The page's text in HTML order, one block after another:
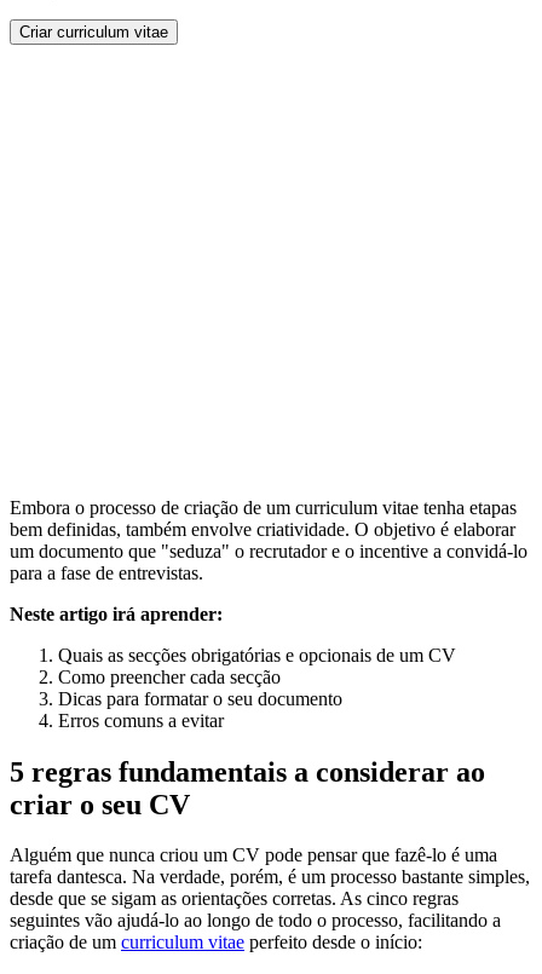
Criar curriculum vitae
Embora o processo de criação de um curriculum vitae tenha etapas
bem definidas, também envolve criatividade. O objetivo é elaborar
um documento que "seduza" o recrutador e o incentive a convidá-lo
para a fase de entrevistas.
Neste artigo irá aprender:
Quais as secções obrigatórias e opcionais de um CV
Como preencher cada secção
Dicas para formatar o seu documento
Erros comuns a evitar
5 regras fundamentais a considerar ao
criar o seu CV
Alguém que nunca criou um CV pode pensar que fazê-lo é uma
tarefa dantesca. Na verdade, porém, é um processo bastante simples,
desde que se sigam as orientações corretas. As cinco regras
seguintes vão ajudá-lo ao longo de todo o processo, facilitando a
criação de um curriculum vitae perfeito desde o início: